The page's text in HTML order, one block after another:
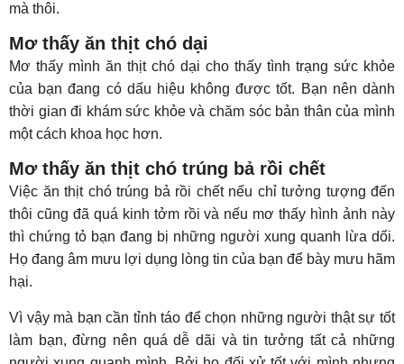
mà thôi.
Mơ thấy ăn thịt chó dại
Mơ thấy mình ăn thịt chó dại cho thấy tình trạng sức khỏe
của bạn đang có dấu hiệu không được tốt. Bạn nên dành
thời gian đi khám sức khỏe và chăm sóc bản thân của mình
một cách khoa học hơn.
Mơ thấy ăn thịt chó trúng bả rồi chết
Việc ăn thịt chó trúng bả rồi chết nếu chỉ tưởng tượng đến
thôi cũng đã quá kinh tởm rồi và nếu mơ thấy hình ảnh này
thì chứng tỏ bạn đang bị những người xung quanh lừa dối.
Họ đang âm mưu lợi dụng lòng tin của bạn để bày mưu hãm
hại.
Vì vậy mà bạn cần tỉnh táo để chọn những người thật sự tốt
làm bạn, đừng nên quá dễ dãi và tin tưởng tất cả những